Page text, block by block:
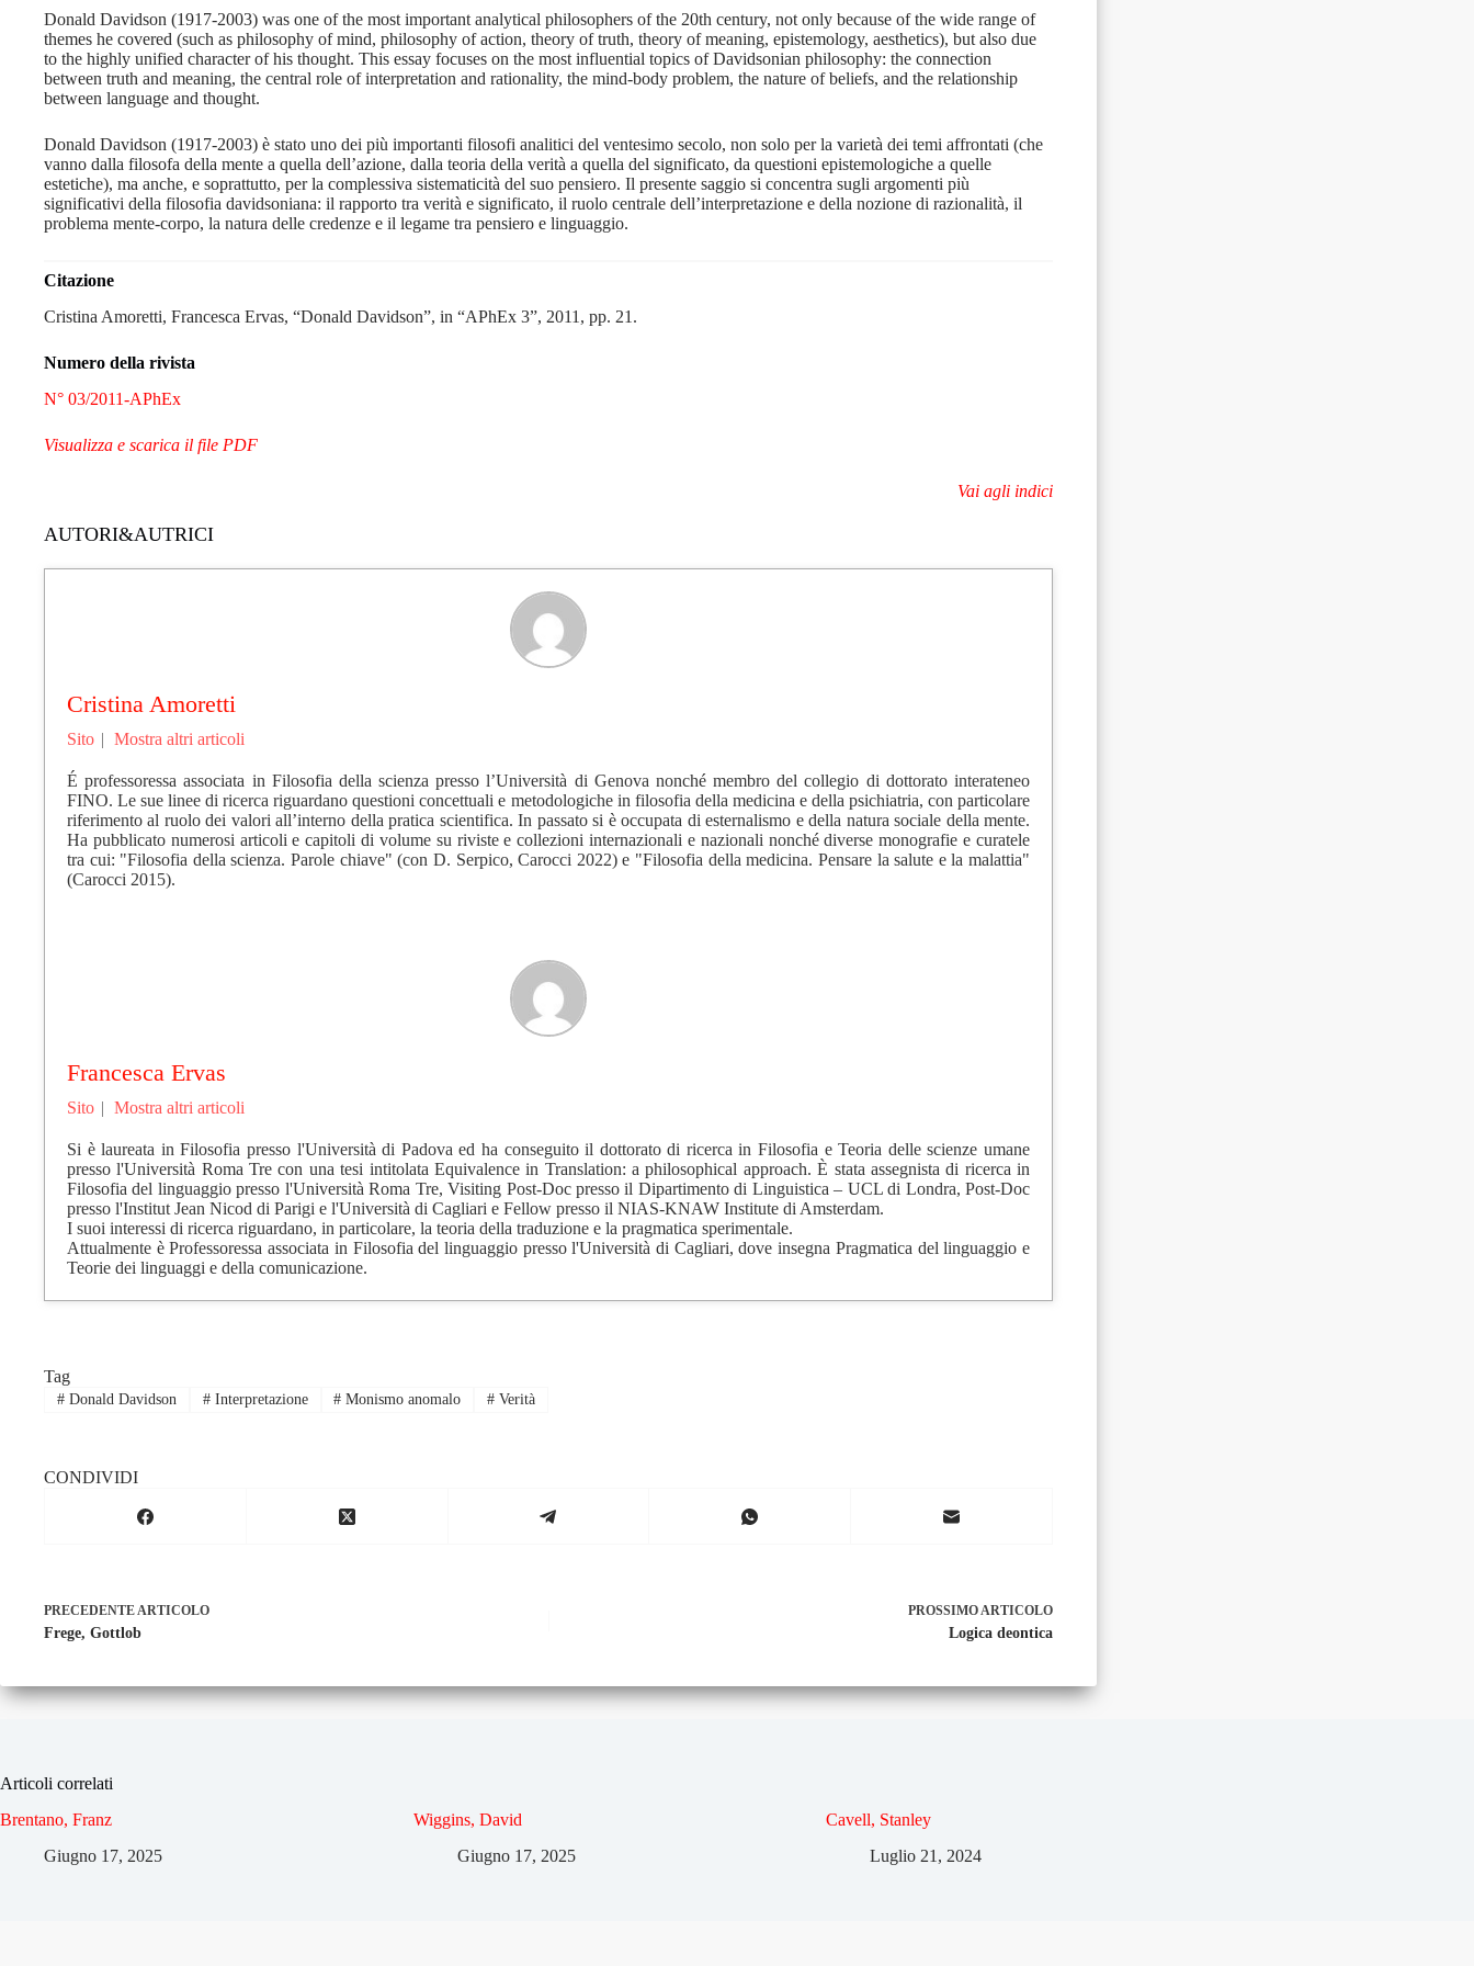
Donald Davidson (1917-2003) was one of the most important analytical philosophers of the 20th century, not only because of the wide range of
themes he covered (such as philosophy of mind, philosophy of action, theory of truth, theory of meaning, epistemology, aesthetics), but also due
to the highly unified character of his thought. This essay focuses on the most influential topics of Davidsonian philosophy: the connection
between truth and meaning, the central role of interpretation and rationality, the mind-body problem, the nature of beliefs, and the relationship
between language and thought.
Donald Davidson (1917-2003) è stato uno dei più importanti filosofi analitici del ventesimo secolo, non solo per la varietà dei temi affrontati (che
vanno dalla filosofa della mente a quella dell’azione, dalla teoria della verità a quella del significato, da questioni epistemologiche a quelle
estetiche), ma anche, e soprattutto, per la complessiva sistematicità del suo pensiero. Il presente saggio si concentra sugli argomenti più
significativi della filosofia davidsoniana: il rapporto tra verità e significato, il ruolo centrale dell’interpretazione e della nozione di razionalità, il
problema mente-corpo, la natura delle credenze e il legame tra pensiero e linguaggio.
Citazione
Cristina Amoretti, Francesca Ervas, “Donald Davidson”, in “APhEx 3”, 2011, pp. 21.
Numero della rivista
N° 03/2011-APhEx
Visualizza e scarica il file PDF
Vai agli indici
AUTORI&AUTRICI
Cristina Amoretti
Sito | Mostra altri articoli
É professoressa associata in Filosofia della scienza presso l’Università di Genova nonché membro del collegio di dottorato interateneo
FINO. Le sue linee di ricerca riguardano questioni concettuali e metodologiche in filosofia della medicina e della psichiatria, con particolare
riferimento al ruolo dei valori all’interno della pratica scientifica. In passato si è occupata di esternalismo e della natura sociale della mente.
Ha pubblicato numerosi articoli e capitoli di volume su riviste e collezioni internazionali e nazionali nonché diverse monografie e curatele
tra cui: "Filosofia della scienza. Parole chiave" (con D. Serpico, Carocci 2022) e "Filosofia della medicina. Pensare la salute e la malattia"
(Carocci 2015).
Francesca Ervas
Sito | Mostra altri articoli
Si è laureata in Filosofia presso l'Università di Padova ed ha conseguito il dottorato di ricerca in Filosofia e Teoria delle scienze umane
presso l'Università Roma Tre con una tesi intitolata Equivalence in Translation: a philosophical approach. È stata assegnista di ricerca in
Filosofia del linguaggio presso l'Università Roma Tre, Visiting Post-Doc presso il Dipartimento di Linguistica – UCL di Londra, Post-Doc
presso l'Institut Jean Nicod di Parigi e l'Università di Cagliari e Fellow presso il NIAS-KNAW Institute di Amsterdam.
I suoi interessi di ricerca riguardano, in particolare, la teoria della traduzione e la pragmatica sperimentale.
Attualmente è Professoressa associata in Filosofia del linguaggio presso l'Università di Cagliari, dove insegna Pragmatica del linguaggio e
Teorie dei linguaggi e della comunicazione.
Tag
#Donald Davidson #Interpretazione # Monismo anomalo # Verità
CONDIVIDI
PRECEDENTEARTICOLO
Frege, Gottlob
PROSSIMOARTICOLO
Logica deontica
Articoli correlati
Brentano, Franz
Giugno 17, 2025
Wiggins, David
Giugno 17, 2025
Cavell, Stanley
Luglio 21, 2024